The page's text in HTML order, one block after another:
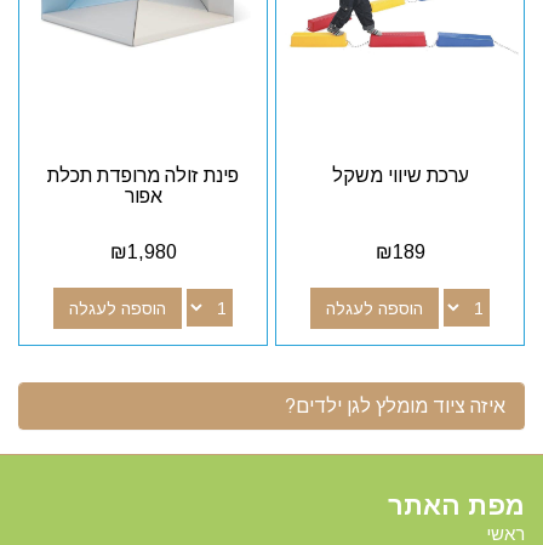
ערכת שיווי משקל
₪189
הוספה לעגלה
פינת זולה מרופדת תכלת
אפור
₪1,980
הוספה לעגלה
איזה ציוד מומלץ לגן ילדים?
מפת האתר
ראשי